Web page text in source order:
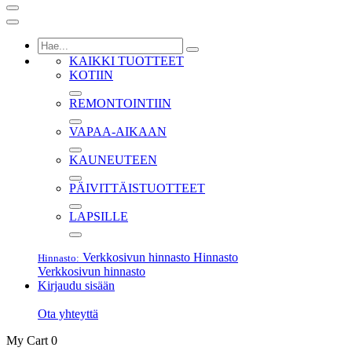
KAIKKI TUOTTEET
KOTIIN
REMONTOINTIIN
VAPAA-AIKAAN
KAUNEUTEEN
PÄIVITTÄISTUOTTEET
LAPSILLE
Hinnasto: Verkkosivun hinnasto Hinnasto
Verkkosivun hinnasto
Kirjaudu sisään
Ota yhteyttä
My Cart 0